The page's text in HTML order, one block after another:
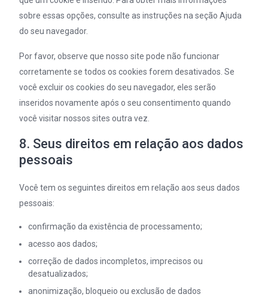
sobre essas opções, consulte as instruções na seção Ajuda
do seu navegador.
Por favor, observe que nosso site pode não funcionar
corretamente se todos os cookies forem desativados. Se
você excluir os cookies do seu navegador, eles serão
inseridos novamente após o seu consentimento quando
você visitar nossos sites outra vez.
8. Seus direitos em relação aos dados
pessoais
Você tem os seguintes direitos em relação aos seus dados
pessoais:
confirmação da existência de processamento;
acesso aos dados;
correção de dados incompletos, imprecisos ou
desatualizados;
anonimização, bloqueio ou exclusão de dados